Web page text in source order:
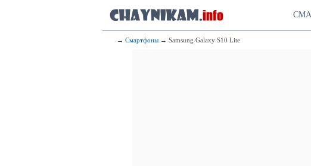
→ Смартфоны → Samsung Galaxy S10 Lite